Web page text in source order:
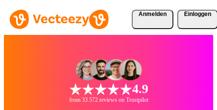
Anmelden Einloggen
4.9
from 33.572 reviews on Trustpilot